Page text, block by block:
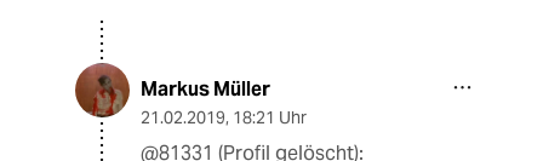
Markus Müller
21.02.2019, 18:21 Uhr
@81331 (Profil gelöscht):